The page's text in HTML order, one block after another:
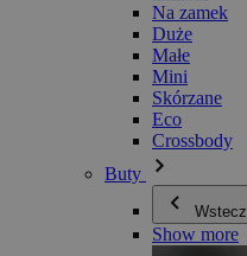
Na zamek
Duże
Małe
Mini
Skórzane
Eco
Crossbody
Buty
Wstecz
Show more